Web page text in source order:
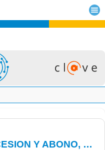
RESOLUCION DE CONCESION Y ABONO, CONCESION CONDICIONADA Y DESISTIMIENTO DEL PROGRAMA 3. ABRIL 2024